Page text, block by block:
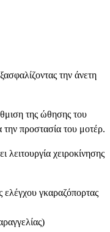
την άνετη
της ώθησης του
προστασία του μοτέρ.
λειτουργία χειροκίνησης
γκαραζόπορτας